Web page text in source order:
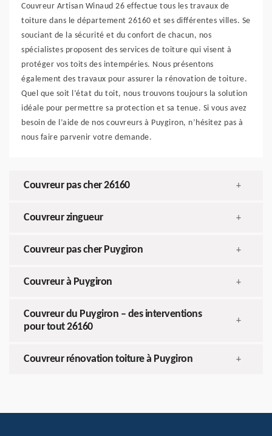
Couvreur Artisan Winaud 26 effectue tous les travaux de
toiture dans le département 26160 et ses différentes villes. Se
souciant de la sécurité et du confort de chacun, nos
spécialistes proposent des services de toiture qui visent à
protéger vos toits des intempéries. Nous présentons
également des travaux pour assurer la rénovation de toiture.
Quel que soit l’état du toit, nous trouvons toujours la solution
idéale pour permettre sa protection et sa tenue. Si vous avez
besoin de l’aide de nos couvreurs à Puygiron, n’hésitez pas à
nous faire parvenir votre demande.
Couvreur pas cher 26160 +
Couvreur zingueur +
Couvreur pas cher Puygiron +
Couvreur à Puygiron +
Couvreur du Puygiron – des interventions
pour tout 26160
+
Couvreur rénovation toiture à Puygiron +